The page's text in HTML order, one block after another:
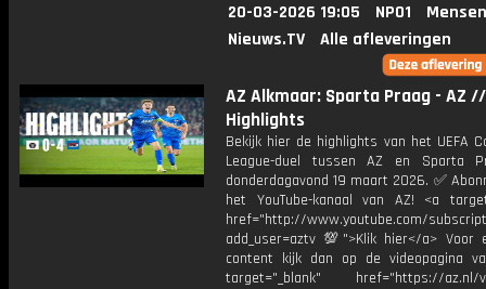
20-03-2026 19:05 NPO1
Nieuws.TV
Alle afleveringen
AZ Alkmaar: Sparta Praag - AZ //
Highlights
Bekijk hier de highlights van het UEFA
League-duel tussen AZ en Sparta
donderdagavond 19 maart 2026. ✅
het YouTube-kanaal van AZ! <a
href="http://www.youtube.com/
add_user=aztv 💯">Klik hier</a> Voor
content kijk dan op de videopagina
target="_blank" href="https://az.nl/